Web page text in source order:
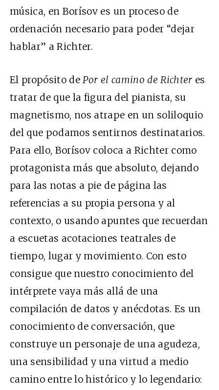
música, en Borísov es un proceso de
ordenación necesario para poder “dejar
hablar” a Richter.
El propósito dePor el camino de Richter es
tratar de que la figura del pianista, su
magnetismo, nos atrape en un soliloquio
del que podamos sentirnos destinatarios.
Para ello, Borísov coloca a Richter como
protagonista más que absoluto, dejando
para las notas a pie de página las
referencias a su propia persona y al
contexto, o usando apuntes que recuerdan
a escuetas acotaciones teatrales de
tiempo, lugar y movimiento. Con esto
consigue que nuestro conocimiento del
intérprete vaya más allá de una
compilación de datos y anécdotas. Es un
conocimiento de conversación, que
construye un personaje de una agudeza,
una sensibilidad y una virtud a medio
camino entre lo histórico y lo legendario: